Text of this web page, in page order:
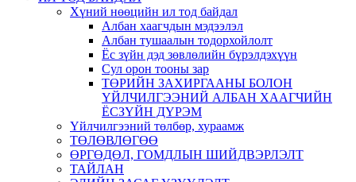
Хүний нөөцийн ил тод байдал
Албан хаагчдын мэдээлэл
Албан тушаалын тодорхойлолт
Ёс зүйн дэд зөвлөлийн бүрэлдэхүүн
Сул орон тооны зар
ТӨРИЙН ЗАХИРГААНЫ БОЛОН
ҮЙЛЧИЛГЭЭНИЙ АЛБАН ХААГЧИЙН
ЁСЗҮЙН ДҮРЭМ
Үйлчилгээний төлбөр, хураамж
ТӨЛӨВЛӨГӨӨ
ӨРГӨДӨЛ, ГОМДЛЫН ШИЙДВЭРЛЭЛТ
ТАЙЛАН